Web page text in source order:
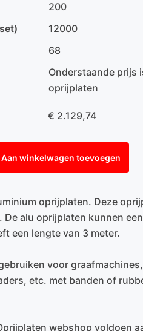
200
12000
68
Onderstaande prijs
oprijplaten
€ 2.129,74
Aan winkelwagen toevoegen
oprijplaten. Deze
alu oprijplaten kunnen
een lengte van 3 meter.
voor
etc. met banden of
webshop voldoen